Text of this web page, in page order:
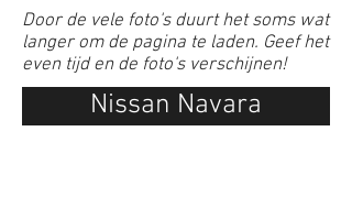
Door de vele foto's duurt het soms wat
langer om de pagina te laden. Geef het
even tijd en de foto's verschijnen!
Nissan Navara